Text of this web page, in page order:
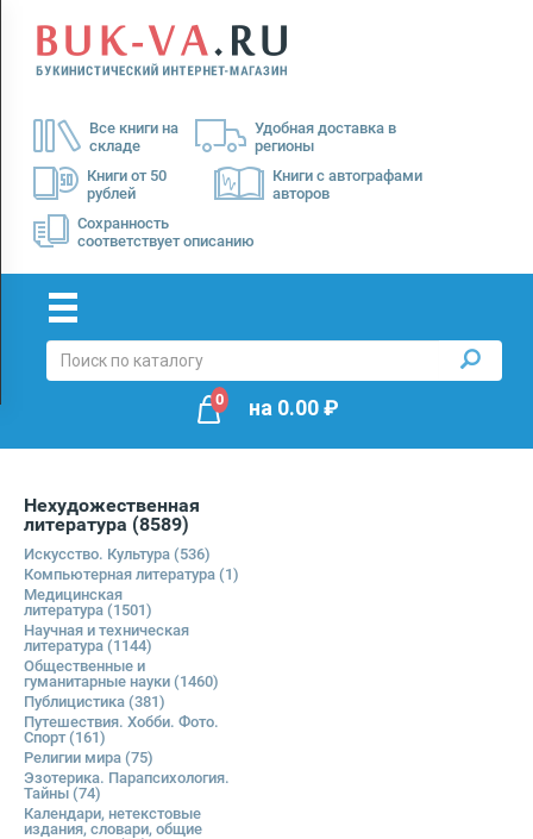
Все книги на
складе
Удобная доставка в
регионы
Книги от 50
рублей
Книги с автографами
авторов
Сохранность
соответствует описанию
Menu
Доставка
Оплата
0 на 0.00₽
Нехудожественная
литература (8589)
Искусство. Культура (536)
Компьютерная литература (1)
Медицинская
литература (1501)
Научная и техническая
литература (1144)
Общественные и
гуманитарные науки (1460)
Публицистика (381)
Путешествия. Хобби. Фото.
Спорт(161)
Религии мира (75)
Эзотерика. Парапсихология.
Тайны (74)
Календари, нетекстовые
издания, словари, общие